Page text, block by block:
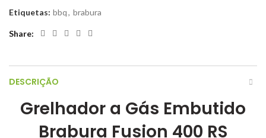
Etiquetas: bbq, brabura
Share
DESCRIÇÃO
Grelhador a Gás Embutido
Brabura Fusion 400 RS